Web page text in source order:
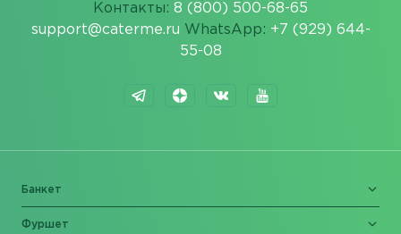
Контакты: 8 (800) 500-68-65
support@caterme.ru WhatsApp: +7 (929) 644-
55-08
Банкет
Фуршет